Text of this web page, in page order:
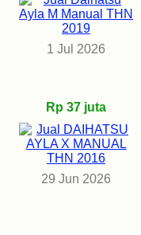
1 Jul 2026
Rp 37 juta
29 Jun 2026